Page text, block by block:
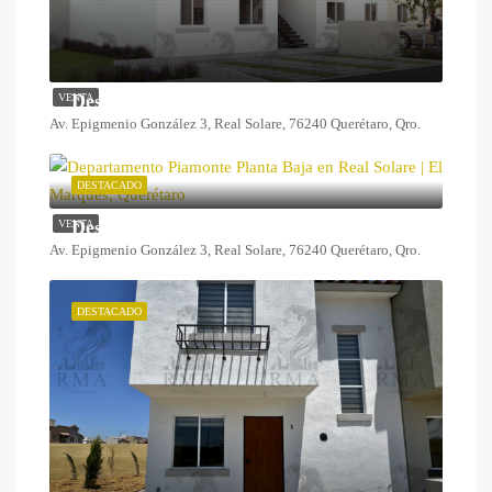
VENTA
Desde $1,099,000
Av. Epigmenio González 3, Real Solare, 76240 Querétaro, Qro.
VENTA
DESTACADO
Desde $1,259,000
Av. Epigmenio González 3, Real Solare, 76240 Querétaro, Qro.
DESTACADO